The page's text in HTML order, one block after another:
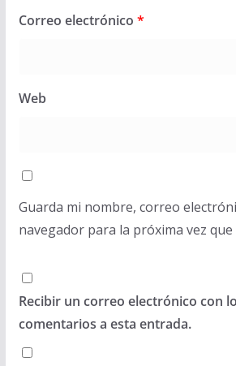
Correo electrónico *
Web
Guarda mi nombre, correo
navegador para la próxima vez que
Recibir un correo electrónico con
comentarios a esta entrada.